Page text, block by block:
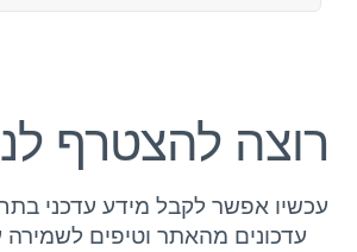
רוצה להצטרף
עכשיו אפשר לקבל מידע עדכני
עדכונים מהאתר וטיפים